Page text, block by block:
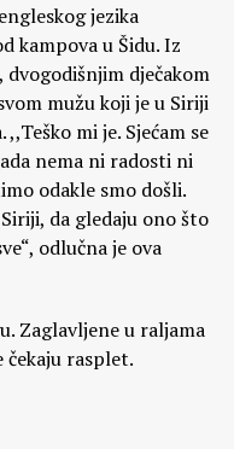
jezika
kampova u Šidu. Iz
dvogodišnjim dječakom
mužu koji je u Siriji
mi je. Sjećam se
nema ni radosti ni
odakle smo došli.
da gledaju ono što
odlučna je ova
Zaglavljene u raljama
rasplet.